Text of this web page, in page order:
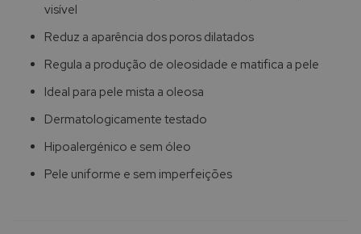
visível
Reduz a aparência dos poros dilatados
Regula a produção de oleosidade e matifica a pele
Ideal para pele mista a oleosa
Dermatologicamente testado
Hipoalergénico e sem óleo
Pele uniforme e sem imperfeições